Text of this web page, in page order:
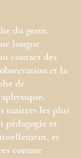
du geste.
longue
contact des
et la
de
maîtres les plus
pédagogie et
et
comme